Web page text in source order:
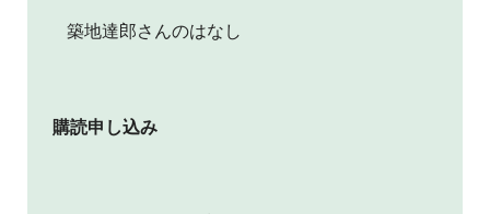
築地達郎さんのはなし
購読申し込み